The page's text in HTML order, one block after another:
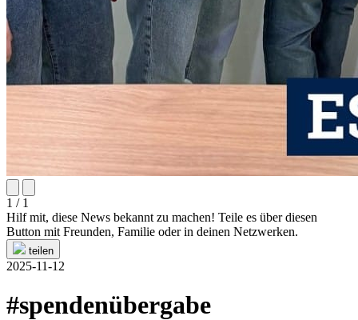
1 / 1
Hilf mit, diese News bekannt zu machen! Teile es über diesen
Button mit Freunden, Familie oder in deinen Netzwerken.
teilen
2025-11-12
#spendenübergabe